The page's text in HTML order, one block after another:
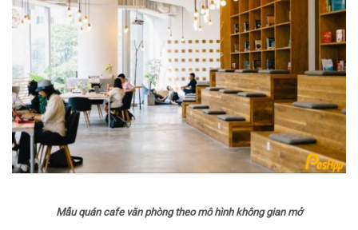
Mẫu quán cafe văn phòng theo mô hình không gian mở